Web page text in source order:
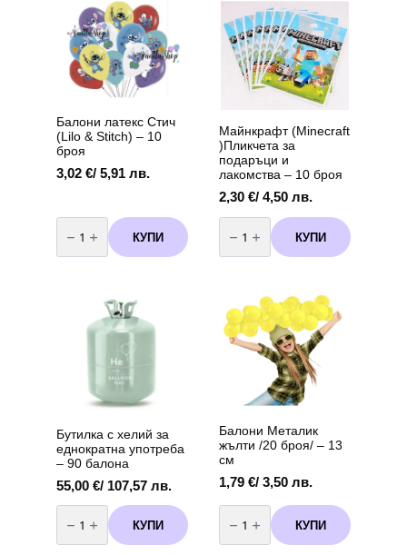
Балони латекс Стич
(Lilo & Stitch) – 10
броя
3,02 €/ 5,91 лв.
количество
за
Балони
латекс
КУПИ
Майнкрафт (Minecraft
)Пликчета за
подаръци и
лакомства – 10 броя
2,30 €/ 4,50 лв.
количество
за
Майнкрафт
(Minecraft
подаръци
лакомства
10
броя
КУПИ
Бутилка с хелий за
еднократна употреба
– 90 балона
55,00 €/ 107,57 лв.
количество
за
Бутилка
с
КУПИ
Балони Металик
жълти /20 броя/ – 13
см
1,79 €/ 3,50 лв.
количество
за
Балони
Металик
КУПИ